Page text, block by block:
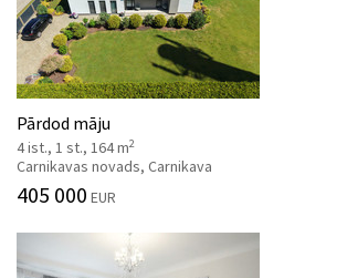
Pārdod māju
4 ist., 1 st., 164 m2
Carnikavas novads, Carnikava
405 000 EUR